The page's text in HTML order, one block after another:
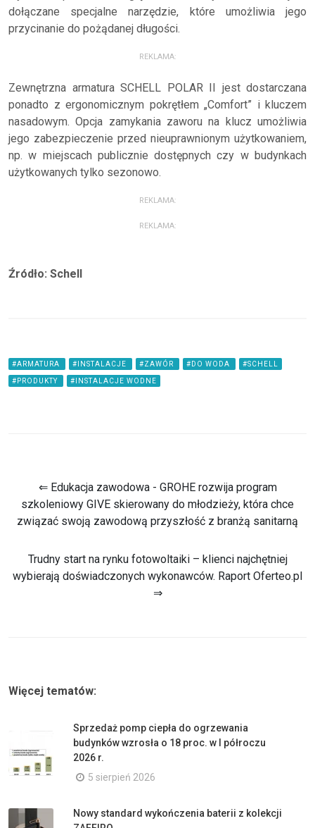
dołączane specjalne narzędzie, które umożliwia jego
przycinanie do pożądanej długości.
REKLAMA:
Zewnętrzna armatura SCHELL POLAR II jest dostarczana
ponadto z ergonomicznym pokrętłem „Comfort” i kluczem
nasadowym. Opcja zamykania zaworu na klucz umożliwia
jego zabezpieczenie przed nieuprawnionym użytkowaniem,
np. w miejscach publicznie dostępnych czy w budynkach
użytkowanych tylko sezonowo.
REKLAMA:
REKLAMA:
Źródło: Schell
#ARMATURA #INSTALACJE #ZAWÓR #DO WODA #SCHELL
#PRODUKTY #INSTALACJE WODNE
⇐ Edukacja zawodowa - GROHE rozwija program
szkoleniowy GIVE skierowany do młodzieży, która chce
związać swoją zawodową przyszłość z branżą sanitarną
Trudny start na rynku fotowoltaiki – klienci najchętniej
wybierają doświadczonych wykonawców. Raport Oferteo.pl
⇒
Więcej tematów:
Sprzedaż pomp ciepła do ogrzewania
budynków wzrosła o 18 proc. w I półroczu
2026 r.
5 sierpień 2026
Nowy standard wykończenia baterii z kolekcji